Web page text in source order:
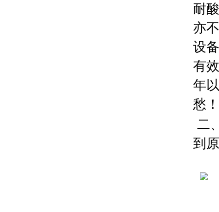
耐
亦
设
有
年
愁
二
到